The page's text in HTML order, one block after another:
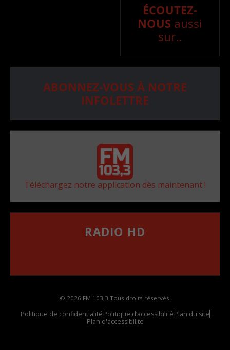
ÉCOUTEZ-
NOUS aussi
sur..
ABONNEZ-VOUS À NOTRE
INFOLETTRE
Téléchargez notre application dès maintenant !
RADIO HD
© 2026 FM 103,3 Tous droits réservés.
Politique de confidentialitéPolitique d’accessibilitéPlan du site
Plan d'accessibilite